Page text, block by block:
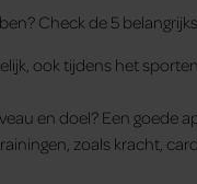
Check de 5
ook tijdens het
en doel? Een goede
zoals kracht,